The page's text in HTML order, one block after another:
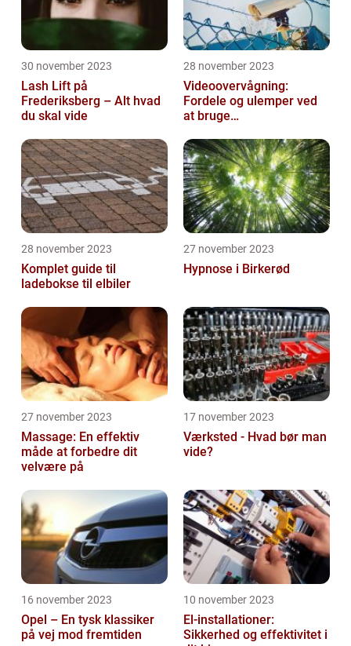
30 november 2023
Lash Lift på
Frederiksberg – Alt hvad
du skal vide
28 november 2023
Videoovervågning:
Fordele og ulemper ved
at bruge
28 november 2023
Komplet guide til
ladebokse til elbiler
27 november 2023
Hypnose i Birkerød
27 november 2023
Massage: En effektiv
måde at forbedre dit
velvære på
17 november 2023
Værksted - Hvad bør man
vide?
16 november 2023
Opel – En tysk klassiker
på vej mod fremtiden
10 november 2023
El-installationer:
Sikkerhed og effektivitet i